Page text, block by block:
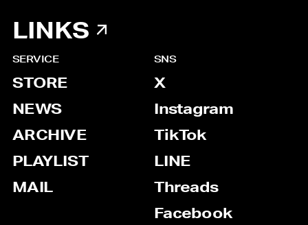
LINKS
SERVICE
STORE
NEWS
ARCHIVE
PLAYLIST
MAIL
SNS
X
Instagram
TikTok
LINE
Threads
Facebook